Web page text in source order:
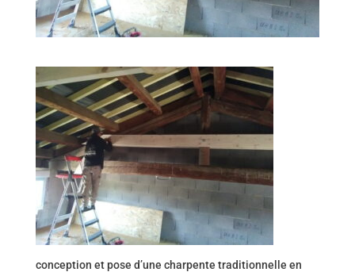
conception et pose d’une charpente traditionnelle en